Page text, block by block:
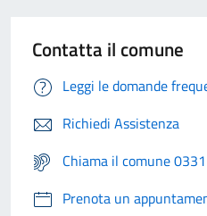
Contatta il comune
Leggi le domande
Richiedi Assistenza
Chiama il comune
Prenota un